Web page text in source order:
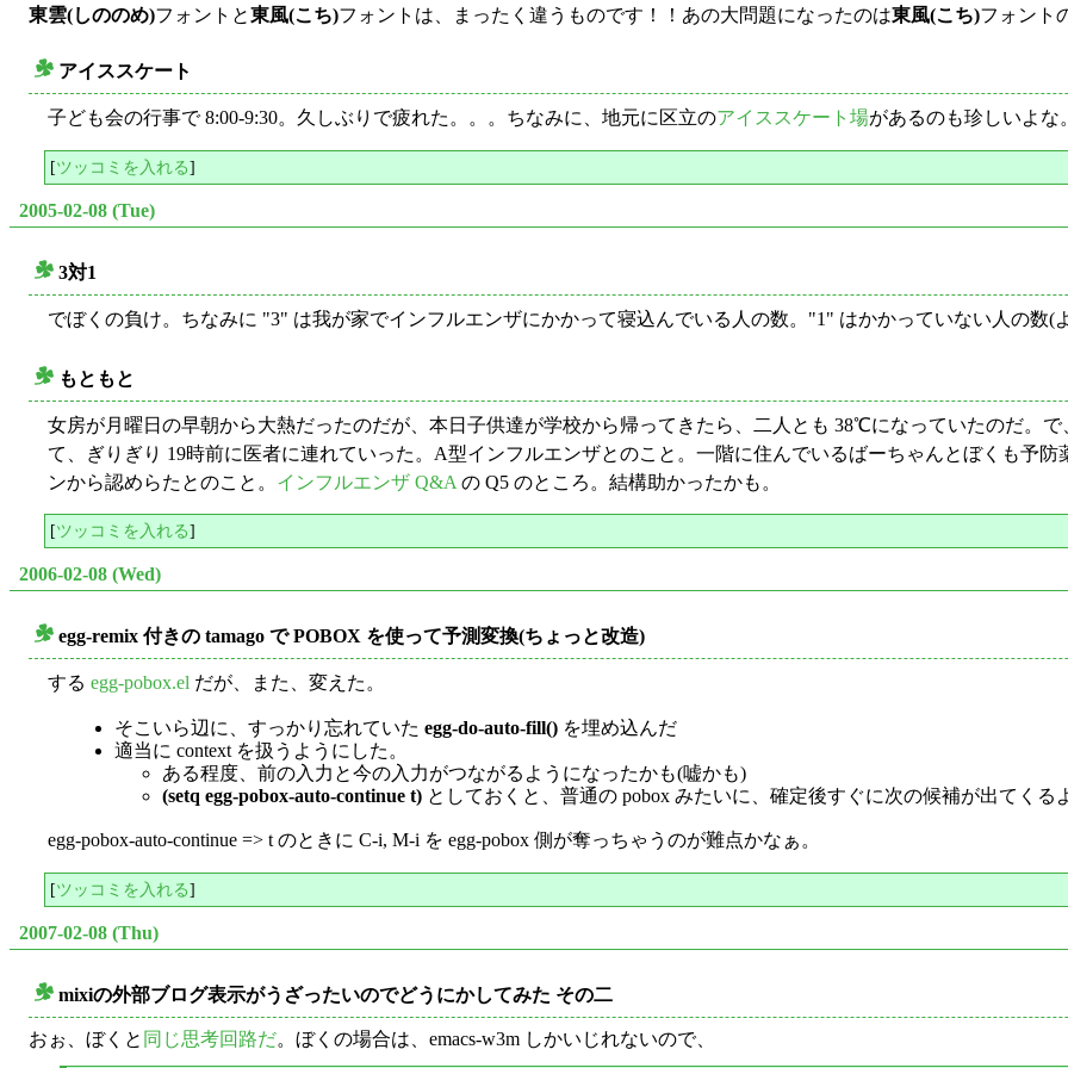
東雲(しののめ)フォントと東風(こち)フォントは、まったく違うものです！！あの大問題になったのは東風(こち)フォント
アイススケート
子ども会の行事で 8:00-9:30。久しぶりで疲れた。。。ちなみに、地元に区立のアイススケート場があるのも珍しいよな。
[ツッコミを入れる]
2005-02-08 (Tue)
3対1
でぼくの負け。ちなみに "3" は我が家でインフルエンザにかかって寝込んでいる人の数。"1" はかかっていない人の数(
もともと
女房が月曜日の早朝から大熱だったのだが、本日子供達が学校から帰ってきたら、二人とも 38℃になっていたのだ。
て、ぎりぎり 19時前に医者に連れていった。A型インフルエンザとのこと。一階に住んでいるばーちゃんとぼくも予
ンから認めらたとのこと。 インフルエンザ Q&A の Q5 のところ。結構助かったかも。
[ツッコミを入れる]
2006-02-08 (Wed)
egg-remix 付きの tamago で POBOX を使って予測変換(ちょっと改造)
する egg-pobox.el だが、また、変えた。
そこいら辺に、すっかり忘れていた egg-do-auto-fill() を埋め込んだ
適当に context を扱うようにした。
ある程度、前の入力と今の入力がつながるようになったかも(嘘かも)
(setq egg-pobox-auto-continue t) としておくと、普通の pobox みたいに、確定後すぐに次の候補が出てくる
egg-pobox-auto-continue => t のときに C-i, M-i を egg-pobox 側が奪っちゃうのが難点かなぁ。
[ツッコミを入れる]
2007-02-08 (Thu)
mixiの外部ブログ表示がうざったいのでどうにかしてみた その二
おぉ、ぼくと 同じ思考回路だ。ぼくの場合は、emacs-w3m しかいじれないので、